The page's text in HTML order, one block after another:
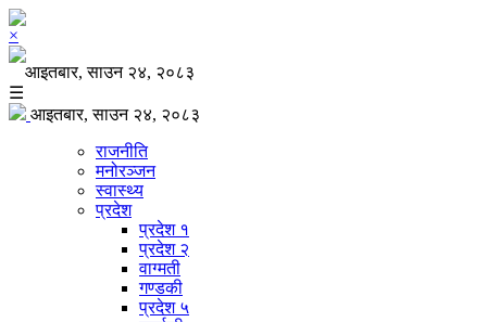
×
आइतबार, साउन २४, २०८३
☰
आइतबार, साउन २४, २०८३
राजनीति
मनोरञ्जन
स्वास्थ्य
प्रदेश
प्रदेश १
प्रदेश २
वाग्मती
गण्डकी
प्रदेश ५